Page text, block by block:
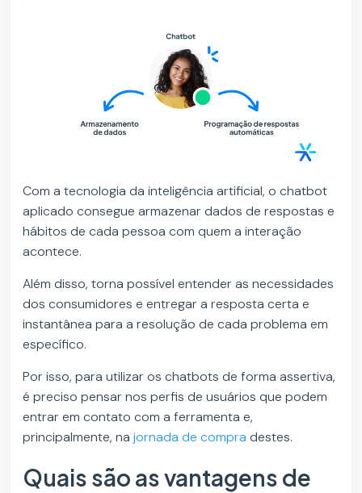
Com a tecnologia da inteligência artificial, o chatbot
aplicado consegue armazenar dados de respostas e
hábitos de cada pessoa com quem a interação
acontece.
Além disso, torna possível entender as necessidades
dos consumidores e entregar a resposta certa e
instantânea para a resolução de cada problema em
específico.
Por isso, para utilizar os chatbots de forma assertiva,
é preciso pensar nos perfis de usuários que podem
entrar em contato com a ferramenta e,
principalmente, najornada de compra destes.
Quais são as vantagens de